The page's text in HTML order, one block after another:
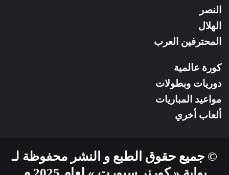
النصر
الهلال
المحترفين العرب
كورة عالمية
دوريات وبطولات
مواعيد المباريات
ألعاب أخري
© جميع حقوق الطبع و النشر محفوظة لـ